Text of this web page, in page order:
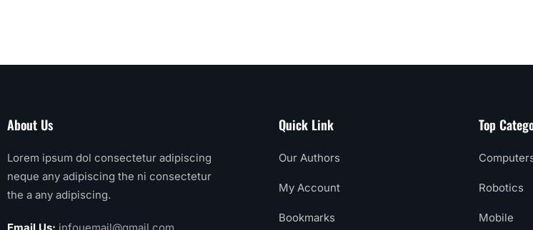
About Us
Lorem ipsum dol consectetur adipiscing
neque any adipiscing the ni consectetur
the a any adipiscing.
Email Us: infouemail@gmail.com
Quick Link
Our Authors
My Account
Bookmarks
Top
Robotics
Mobile